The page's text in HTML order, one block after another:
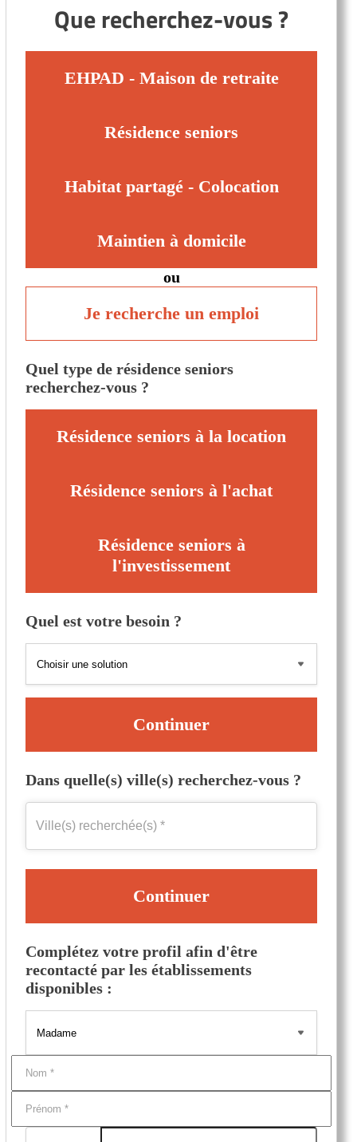
Que recherchez-vous ?
EHPAD - Maison de retraite
Résidence seniors
Habitat partagé - Colocation
Maintien à domicile
ou
Je recherche un emploi
Quel type de résidence seniors
recherchez-vous ?
Résidence seniors à la location
Résidence seniors à l'achat
Résidence seniors à
l'investissement
Quel est votre besoin ?
Continuer
Dans quelle(s) ville(s) recherchez-vous ?
Continuer
Complétez votre profil afin d'être
recontacté par les établissements
disponibles :